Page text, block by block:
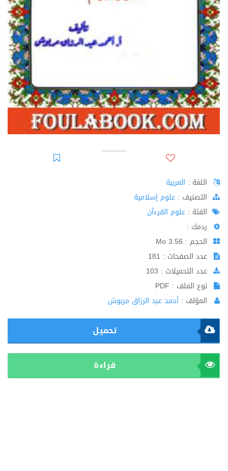
اللغة : العربية
اﻟﺘﺼﻨﻴﻒ : علوم إسلامية
الفئة : علوم القرءآن
ردمك :
الحجم : 3.56 Mo
عدد الصفحات : 181
عدد التحميلات : 103
نوع الملف : PDF
المؤلف : أحمد عبد الرزاق مربوش
تحميل
قراءة